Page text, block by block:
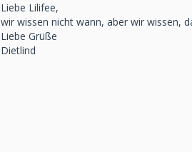
Liebe Lilifee,
wir wissen nicht wann, aber wir wissen,
Liebe Grüße
Dietlind